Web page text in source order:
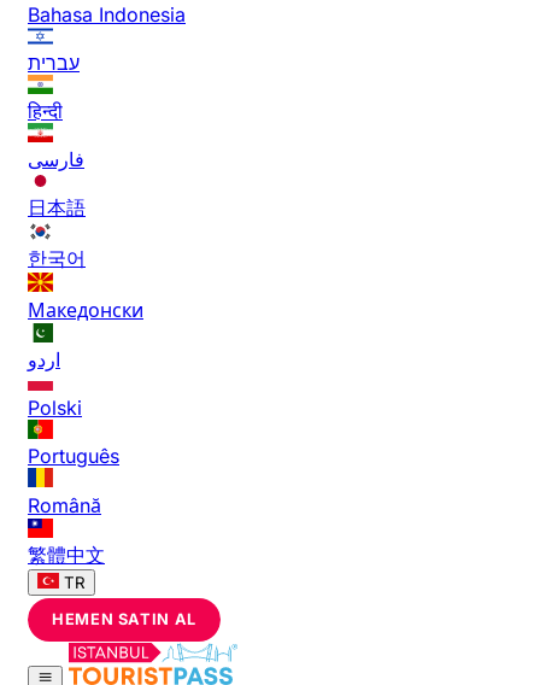
Bahasa Indonesia
עברית
हिन्दी
فارسی
日本語
한국어
Македонски
اردو
Polski
Português
Română
繁體中文
TR
HEMEN SATIN AL